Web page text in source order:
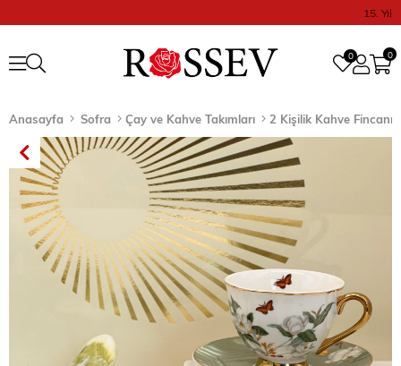
15. Yıl
0
0
Anasayfa Sofra Çay ve Kahve Takımları 2 Kişilik Kahve Fincanı